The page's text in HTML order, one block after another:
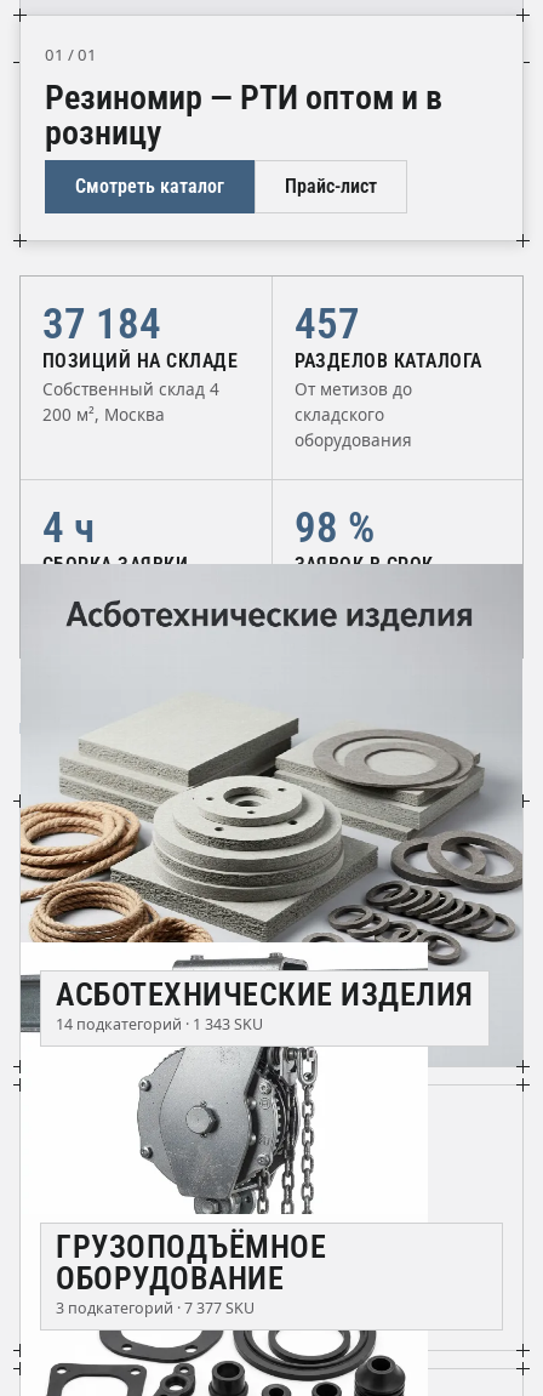
01 / 01
Резиномир — РТИ оптом и в
розницу
Смотреть каталог Прайс-лист
37 184
ПОЗИЦИЙ НА СКЛАДЕ
Собственный склад 4
200 м², Москва
457
РАЗДЕЛОВ КАТАЛОГА
От метизов до
складского
оборудования
4 ч
СБОРКА ЗАЯВКИ
до 15:00
98 %
ЗАЯВОК В СРОК
контрактов
КАТАЛОГ
Направления поставки ВЕСЬ КАТАЛОГ →
АСБОТЕХНИЧЕСКИЕ ИЗДЕЛИЯ
14 подкатегорий · 1 343 SKU
ГРУЗОПОДЪЁМНОЕ
ОБОРУДОВАНИЕ
3 подкатегорий · 7 377 SKU